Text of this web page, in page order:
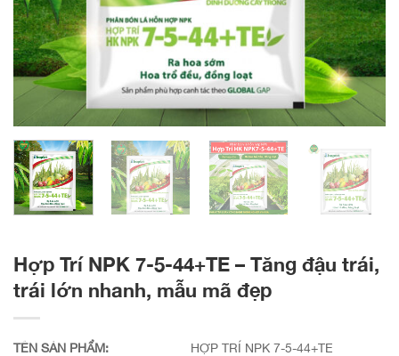
Hợp Trí NPK 7-5-44+TE – Tăng đậu trái,
trái lớn nhanh, mẫu mã đẹp
TÊN SẢN PHẨM:
HỢP TRÍ NPK 7-5-44+TE